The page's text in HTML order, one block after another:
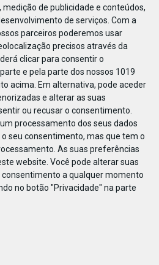
de publicidade e conteúdos,
de serviços. Com a
parceiros poderemos usar
precisos através da
clicar para consentir o
e pela parte dos nossos 1019
acima. Em alternativa, pode aceder
e alterar as suas
ou recusar o consentimento.
processamento dos seus dados
seu consentimento, mas que tem o
As suas preferências
website. Você pode alterar suas
a qualquer momento
no botão "Privacidade" na parte